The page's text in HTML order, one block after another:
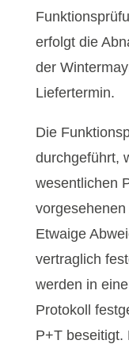
erfolgt die
der
Liefertermin.
Die
durchgeführt,
wesentlichen
Etwaige
vertraglich
werden in
Protokoll
P+T beseitigt.